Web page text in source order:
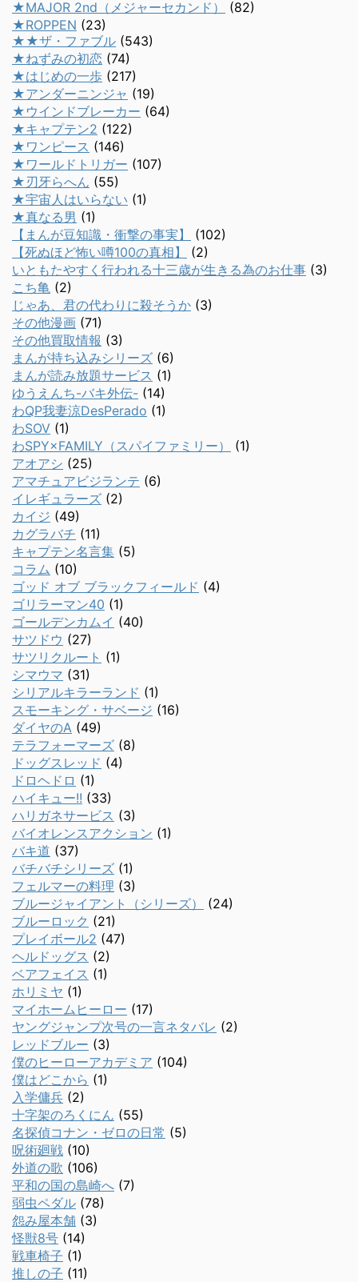
★MAJOR 2nd（メジャーセカンド）
(82)
★ROPPEN (23)
★★ザ・ファブル (543)
★ねずみの初恋 (74)
★はじめの一歩 (217)
★アンダーニンジャ (19)
★ウインドブレーカー (64)
★キャプテン2 (122)
★ワンピース (146)
★ワールドトリガー (107)
★刃牙らへん (55)
★宇宙人はいらない (1)
★真なる男 (1)
【まんが豆知識・衝撃の事実】
(102)
【死ぬほど怖い噂100の真相】
(2)
いともたやすく行われる十三歳が生きる為のお仕事 (3)
こち亀 (2)
じゃあ、君の代わりに殺そうか (3)
その他漫画 (71)
その他買取情報 (3)
まんが持ち込みシリーズ (6)
まんが読み放題サービス (1)
ゆうえんち-バキ外伝- (14)
わQP我妻涼DesPerado (1)
わSOV (1)
わSPY×FAMILY（スパイファミリー）
(1)
アオアシ (25)
アマチュアビジランテ (6)
イレギュラーズ (2)
カイジ (49)
カグラバチ (11)
キャプテン名言集 (5)
コラム (10)
ゴッド オブ ブラックフィールド (4)
ゴリラーマン40 (1)
ゴールデンカムイ (40)
サツドウ (27)
サツリクルート (1)
シマウマ (31)
シリアルキラーランド (1)
スモーキング・サベージ (16)
ダイヤのA (49)
テラフォーマーズ (8)
ドッグスレッド (4)
ドロヘドロ (1)
ハイキュー!! (33)
ハリガネサービス (3)
バイオレンスアクション (1)
バキ道 (37)
バチバチシリーズ (1)
フェルマーの料理 (3)
ブルージャイアント（シリーズ）
(24)
ブルーロック (21)
プレイボール2 (47)
ヘルドッグス (2)
ベアフェイス (1)
ホリミヤ (1)
マイホームヒーロー (17)
ヤングジャンプ次号の一言ネタバレ (2)
レッドブルー (3)
僕のヒーローアカデミア (104)
僕はどこから (1)
入学傭兵 (2)
十字架のろくにん (55)
名探偵コナン・ゼロの日常 (5)
呪術廻戦 (10)
外道の歌 (106)
平和の国の島崎へ (7)
弱虫ペダル (78)
怨み屋本舗 (3)
怪獣8号 (14)
戦車椅子 (1)
推しの子 (11)